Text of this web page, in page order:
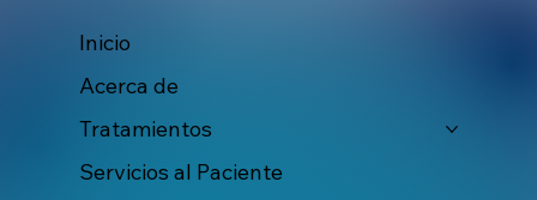
Inicio
Acerca de
Tratamientos
Servicios al Paciente